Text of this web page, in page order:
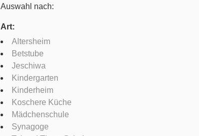
Auswahl nach:
Art:
Altersheim
Betstube
Jeschiwa
Kindergarten
Kinderheim
Koschere Küche
Mädchenschule
Synagoge